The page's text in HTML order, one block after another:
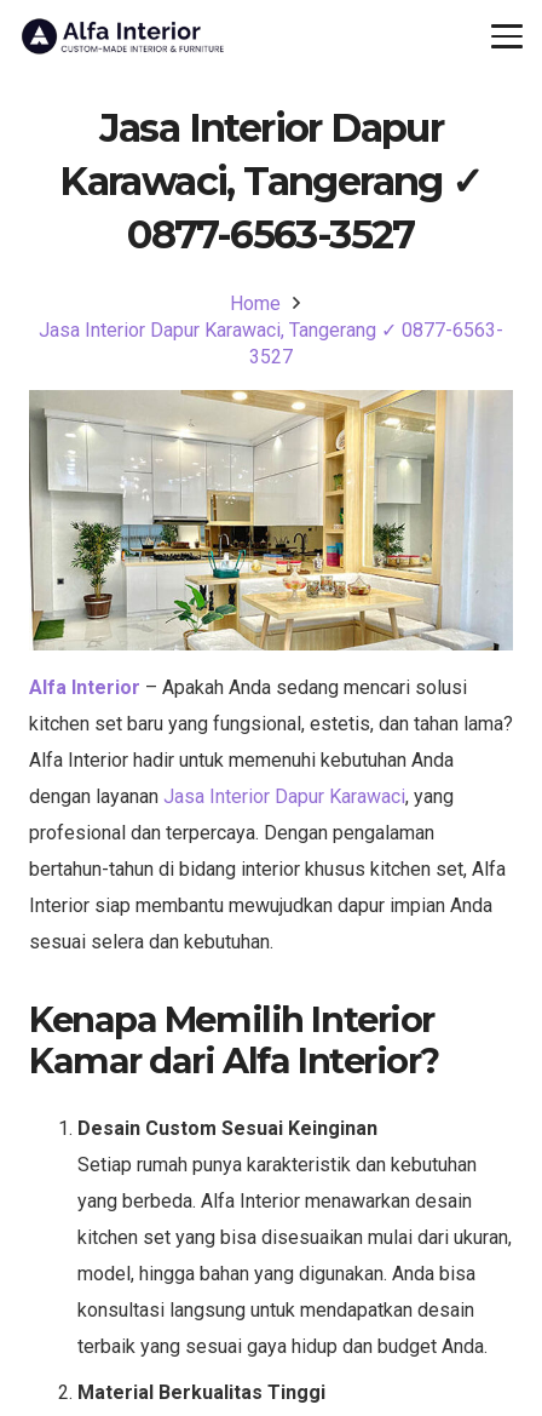
Jasa Interior Dapur
Karawaci, Tangerang ✓
0877-6563-3527
Home
Jasa Interior Dapur Karawaci, Tangerang ✓ 0877-6563-
3527
Alfa Interior – Apakah Anda sedang mencari solusi
kitchen set baru yang fungsional, estetis, dan tahan lama?
Alfa Interior hadir untuk memenuhi kebutuhan Anda
dengan layanan Jasa Interior Dapur Karawaci, yang
profesional dan terpercaya. Dengan pengalaman
bertahun-tahun di bidang interior khusus kitchen set, Alfa
Interior siap membantu mewujudkan dapur impian Anda
sesuai selera dan kebutuhan.
Kenapa Memilih Interior
Kamar dari Alfa Interior?
Desain Custom Sesuai Keinginan
Setiap rumah punya karakteristik dan kebutuhan
yang berbeda. Alfa Interior menawarkan desain
kitchen set yang bisa disesuaikan mulai dari ukuran,
model, hingga bahan yang digunakan. Anda bisa
konsultasi langsung untuk mendapatkan desain
terbaik yang sesuai gaya hidup dan budget Anda.
Material Berkualitas Tinggi